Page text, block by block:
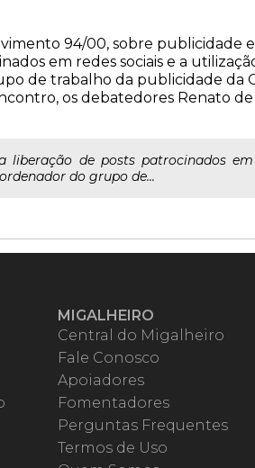
94/00, sobre publicidade e
em redes sociais e a
de trabalho da publicidade da
os debatedores Renato
liberação de posts patrocinados em
do grupo de...
MIGALHEIRO
Central do Migalheiro
Fale Conosco
Apoiadores
Fomentadores
Perguntas Frequentes
Termos de Uso